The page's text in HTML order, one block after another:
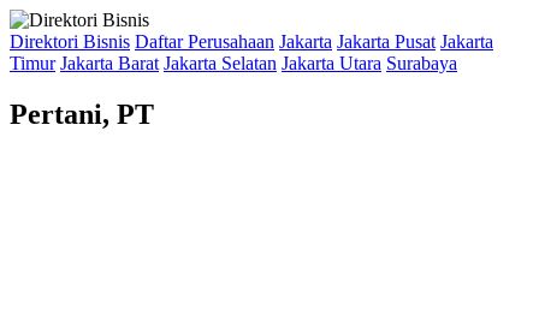
Direktori Bisnis Daftar Perusahaan Jakarta Jakarta Pusat Jakarta
Timur Jakarta Barat Jakarta Selatan Jakarta Utara Surabaya
Pertani, PT